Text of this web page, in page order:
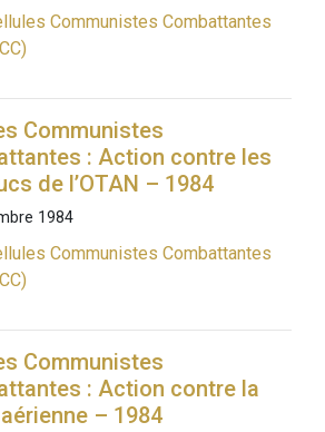
Communistes Combattantes
Communistes
: Action contre les
de l’OTAN – 1984
1984
Communistes Combattantes
Communistes
: Action contre la
– 1984